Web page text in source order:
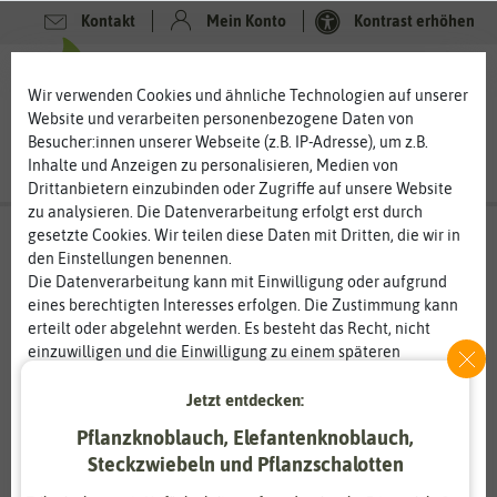
Kontakt Mein Konto Kontrast erhöhen
Wir verwenden Cookies und ähnliche Technologien auf unserer
Website und verarbeiten personenbezogene Daten von
Besucher:innen unserer Webseite (z.B. IP-Adresse), um z.B.
Inhalte und Anzeigen zu personalisieren, Medien von
Drittanbietern einzubinden oder Zugriffe auf unsere Website
zu analysieren. Die Datenverarbeitung erfolgt erst durch
gesetzte Cookies. Wir teilen diese Daten mit Dritten, die wir in
den Einstellungen benennen.
Die Datenverarbeitung kann mit Einwilligung oder aufgrund
eines berechtigten Interesses erfolgen. Die Zustimmung kann
erteilt oder abgelehnt werden. Es besteht das Recht, nicht
einzuwilligen und die Einwilligung zu einem späteren
Informationen zur Verwendung personenbezogener Daten und
Essenziell Statistik
Jetzt entdecken:
Pflanzknoblauch, Elefantenknoblauch,
Steckzwiebeln und Pflanzschalotten